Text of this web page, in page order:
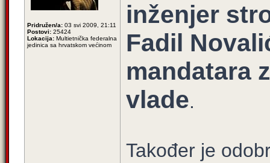
Pridružen/a: 03 svi 2009, 21:11
Postovi: 25424
Lokacija: Multietnička federalna
jedinica sa hrvatskom većinom
inženjer
Fadil
mandatara
vlade.
Također je